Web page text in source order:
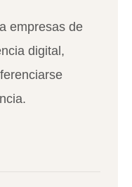
empresas de
digital,